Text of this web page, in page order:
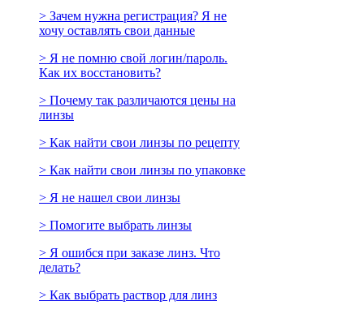
> Зачем нужна регистрация? Я не
хочу оставлять свои данные
> Я не помню свой логин/пароль.
Как их восстановить?
> Почему так различаются цены на
линзы
> Как найти свои линзы по рецепту
> Как найти свои линзы по упаковке
> Я не нашел свои линзы
> Помогите выбрать линзы
> Я ошибся при заказе линз. Что
делать?
> Как выбрать раствор для линз